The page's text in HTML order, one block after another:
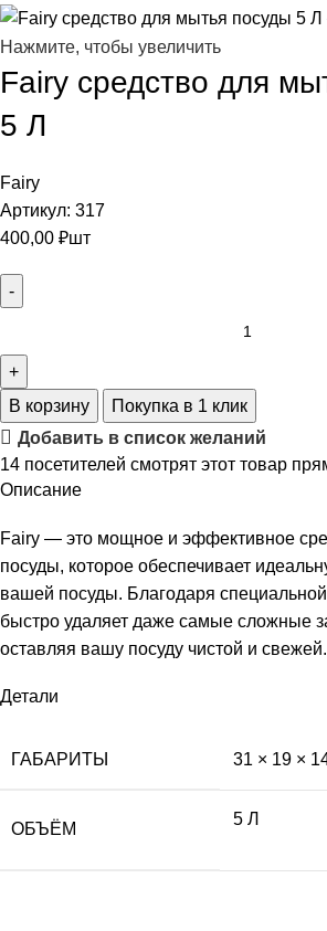
Нажмите, чтобы увеличить
Fairy средство для
5 Л
Fairy
Артикул: 317
400,00 ₽шт
В корзину
Покупка в 1 клик
Добавить в список желаний
14 посетителей смотрят этот товар
Описание
Fairy — это мощное и эффективное
посуды, которое обеспечивает
вашей посуды. Благодаря
быстро удаляет даже самые сложные
оставляя вашу посуду чистой и свежей.
Детали
ГАБАРИТЫ 31 × 19 ×
ОБЪЁМ
5 Л